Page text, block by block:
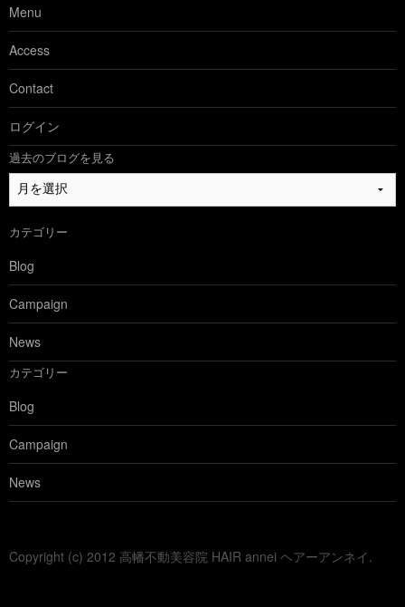
Menu
Access
Contact
ログイン
過去のブログを見る
過
去
ブ
ロ
グ
を
見
る
カテゴリー
Blog
Campaign
News
カテゴリー
Blog
Campaign
News
Copyright (c) 2012 高幡不動美容院 HAIR annei ヘアーアンネイ.